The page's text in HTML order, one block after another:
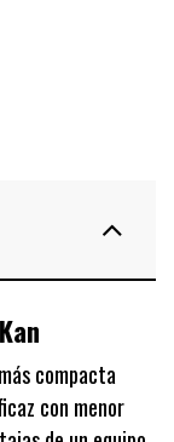
compacta
con menor